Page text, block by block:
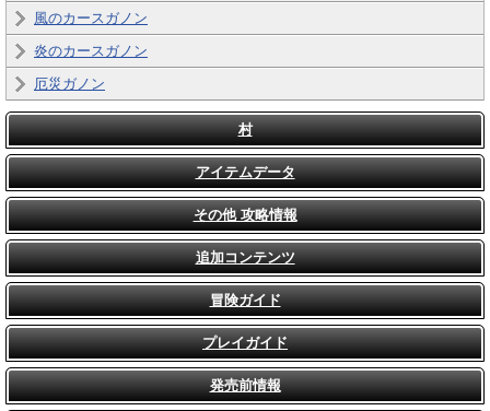
風のカースガノン
炎のカースガノン
厄災ガノン
村
アイテムデータ
その他 攻略情報
追加コンテンツ
冒険ガイド
プレイガイド
発売前情報